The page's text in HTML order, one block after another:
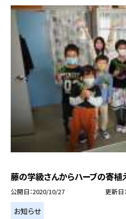
藤の学級さんからハーブの寄植
公開日 2020/10/27 更新日
お知らせ